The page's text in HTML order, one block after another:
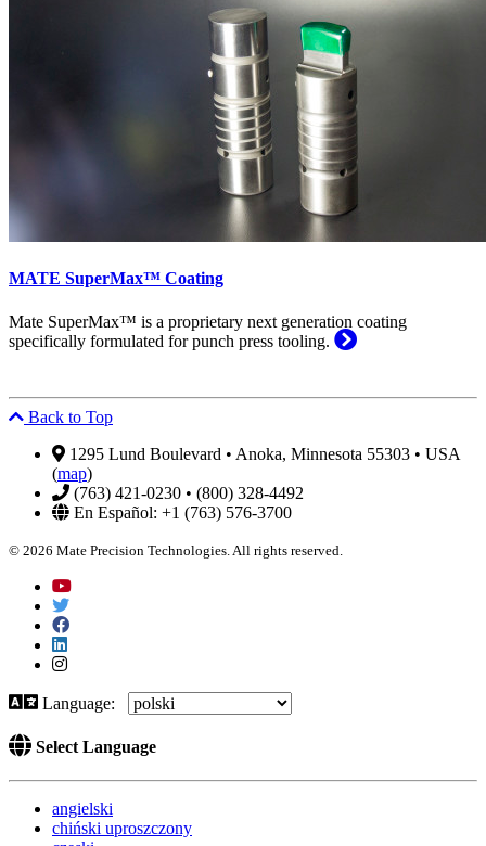
MATE SuperMax™ Coating
Mate SuperMax™ is a proprietary next generation coating
specifically formulated for punch press tooling.
Back to Top
1295 Lund Boulevard • Anoka, Minnesota 55303 • USA
(map)
(763) 421-0230 • (800) 328-4492
En Español: +1 (763) 576-3700
© 2026 Mate Precision Technologies. All rights reserved.
Language:
Select Language
angielski
chiński uproszczony